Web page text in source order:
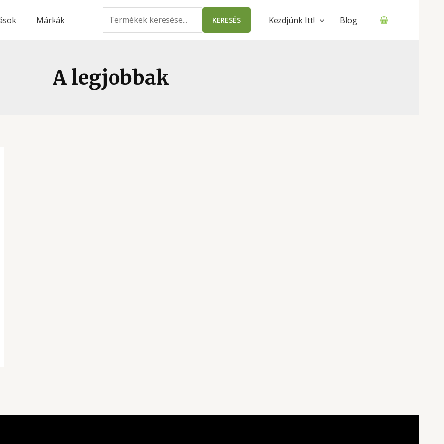
Márkák
for:
KERESÉS Kezdjünk Itt! Blog
A legjobbak